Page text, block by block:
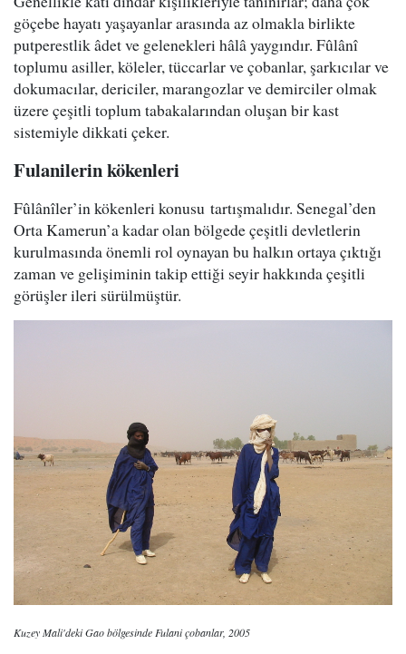
göçebe hayatı yaşayanlar arasında az olmakla birlikte
putperestlik âdet ve gelenekleri hâlâ yaygındır. Fûlânî
toplumu asiller, köleler, tüccarlar ve çobanlar, şarkıcılar ve
dokumacılar, dericiler, marangozlar ve demirciler olmak
üzere çeşitli toplum tabakalarından oluşan bir kast
sistemiyle dikkati çeker.
Fulanilerin kökenleri
Fûlânîler’in kökenleri konusu tartışmalıdır. Senegal’den
Orta Kamerun’a kadar olan bölgede çeşitli devletlerin
kurulmasında önemli rol oynayan bu halkın ortaya çıktığı
zaman ve gelişiminin takip ettiği seyir hakkında çeşitli
görüşler ileri sürülmüştür.
Kuzey Mali'deki Gao bölgesinde Fulani çobanlar, 2005